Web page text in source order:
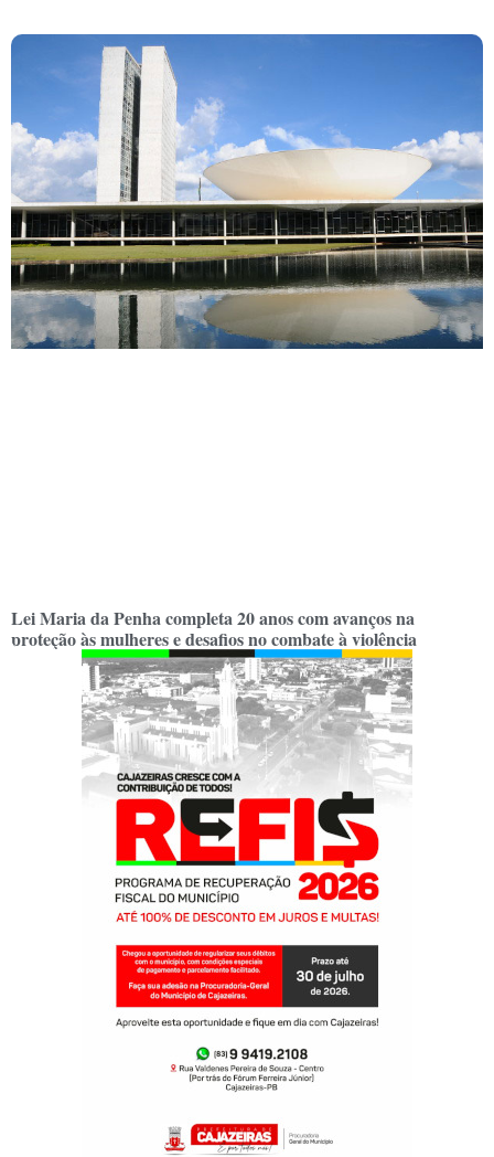
Lei Maria da Penha completa 20 anos com avanços na
proteção às mulheres e desafios no combate à violência